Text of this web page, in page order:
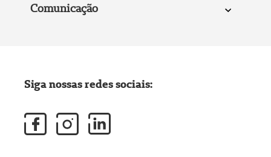
Comunicação
Siga nossas redes sociais: